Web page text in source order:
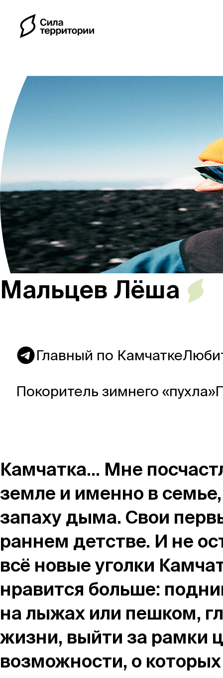
Календарь
Индивидуальные
Россия
Мир
Команда
Дневник
Контакты
ГалереяОтзывыFAQ
+7 925 836 16 98
info@powerofterritory.ru
Мальцев Лёша
Главный по Камчатке
Покоритель зимнего «пухла»
Камчатка... Мне
земле и именно в
запаху дыма. Свои
раннем детстве. И не
всё новые уголки
нравится больше:
на лыжах или пешком,
жизни, выйти за рамки
возможности, о